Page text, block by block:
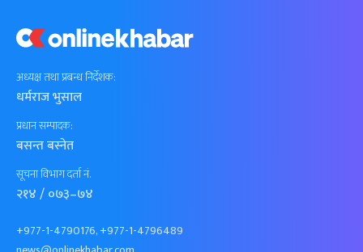
अध्यक्ष तथा प्रबन्ध निर्देशक:
धर्मराज भुसाल
प्रधान सम्पादक:
बसन्त बस्नेत
सूचना विभाग दर्ता नं.
२१४ / ०७३–७४
+977-1-4790176, +977-1-4796489